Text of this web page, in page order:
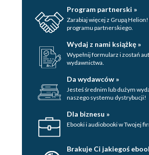
Program partnerski »
Zarabiaj więcej z Grupą Helion!
programu partnerskiego.
Wydaj z nami książkę »
Wypełnij formularz i zostań
wydawnictwa.
Da wydawców »
Jesteś średnim lub dużym
naszego systemu dystrybucji!
Dla biznesu »
Ebooki i audiobooki w Twojej
Brakuje Ci jakiegoś